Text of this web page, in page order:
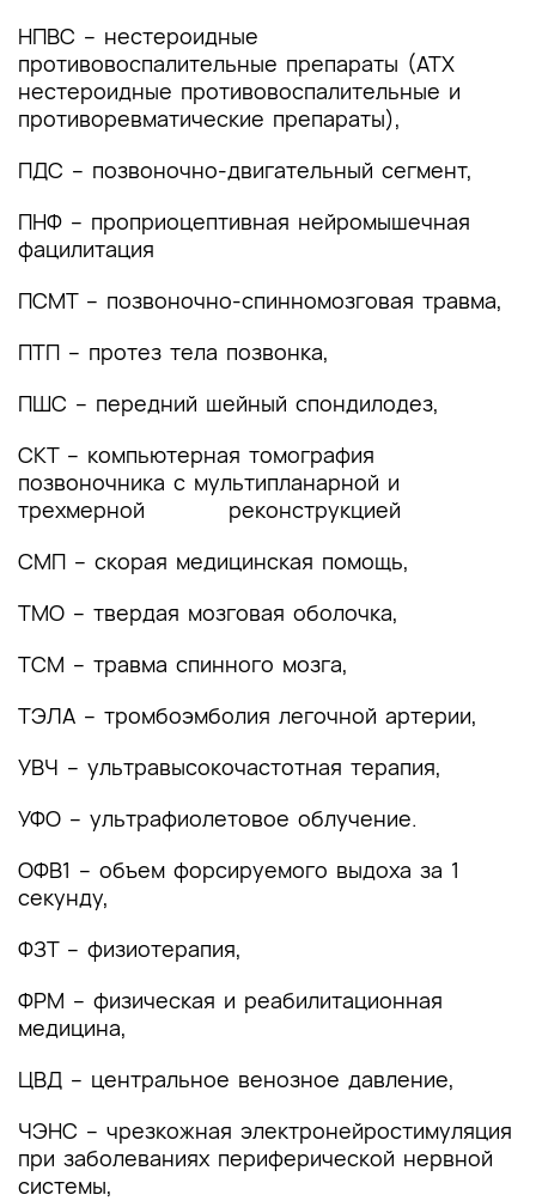
курортное лечение, медицинские показания и
противопоказания к применению методов
медицинской реабилитации, в том числе
основанных на использовании природных
медицинские показания и противопоказания к
применению методов профилактики
6. Организация оказания медицинской помощи
7. Дополнительная информация (в том числе
состояния)
Критерии оценки качества медицинской
помощи
Список литературы
Приложение А1. Состав рабочей группы по
разработке и пересмотру клинических
рекомендаций
Приложение А2. Методология разработки
клинических рекомендаций
Приложение А3. Справочные материалы,
включая соответствие показаний к
применению и противопоказаний, способов
применения и доз лекарственных препаратов,
инструкции по применению лекарственного
препарата
Приложение Б. Алгоритмы действий врача
Приложение В. Информация для пациента
Приложение Г1-ГN. Шкалы оценки, вопросники
и другие оценочные инструменты состояния
пациента, приведенные в клинических
рекомендациях
НПВС – нестероидные
противовоспалительные препараты (АТХ
нестероидные противовоспалительные и
противоревматические препараты),
ПДС – позвоночно-двигательный сегмент,
ПНФ – проприоцептивная нейромышечная
фацилитация
ПСМТ – позвоночно-спинномозговая травма,
ПТП – протез тела позвонка,
ПШС – передний шейный спондилодез,
СКТ – компьютерная томография
позвоночника с мультипланарной и
трехмерной реконструкцией
СМП – скорая медицинская помощь,
ТМО – твердая мозговая оболочка,
ТСМ – травма спинного мозга,
ТЭЛА – тромбоэмболия легочной артерии,
УВЧ – ультравысокочастотная терапия,
УФО – ультрафиолетовое облучение.
ОФВ1 – объем форсируемого выдоха за 1
секунду,
ФЗТ – физиотерапия,
ФРМ – физическая и реабилитационная
медицина,
ЦВД – центральное венозное давление,
ЧЭНС – чрезкожная электронейростимуляция
при заболеваниях периферической нервной
системы,